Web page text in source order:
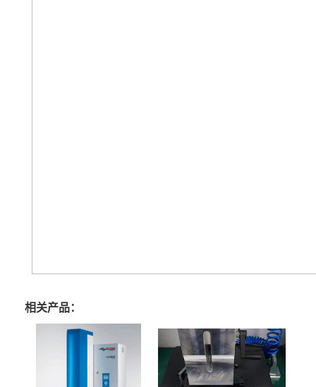
相关产品：